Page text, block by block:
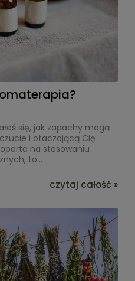
się, jak zapachy mogą
i otaczającą Cię
na stosowaniu
to...
czytaj całość »